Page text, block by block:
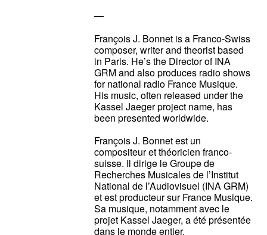
—
François J. Bonnet is a Franco-Swiss
composer, writer and theorist based
in Paris. He’s the Director of INA
GRM and also produces radio shows
for national radio France Musique.
His music, often released under the
Kassel Jaeger project name, has
been presented worldwide.
François J. Bonnet est un
compositeur et théoricien franco-
suisse. Il dirige le Groupe de
Recherches Musicales de l’Institut
National de l’Audiovisuel (INA GRM)
et est producteur sur France Musique.
Sa musique, notamment avec le
projet Kassel Jaeger, a été présentée
dans le monde entier.